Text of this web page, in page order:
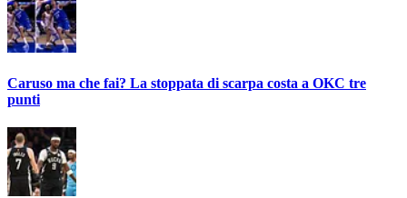
Caruso ma che fai? La stoppata di scarpa costa a OKC tre
punti